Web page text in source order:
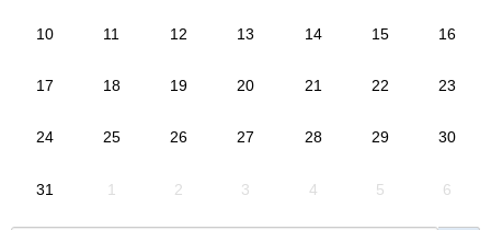
10 11 12 13 14 15 16
17 18 19 20 21 22 23
24 25 26 27 28 29 30
31 1 2 3 4 5 6